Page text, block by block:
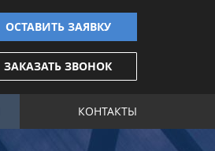
ОСТАВИТЬ ЗАЯВКУ
ЗАКАЗАТЬ ЗВОНОК
КОНТАКТЫ